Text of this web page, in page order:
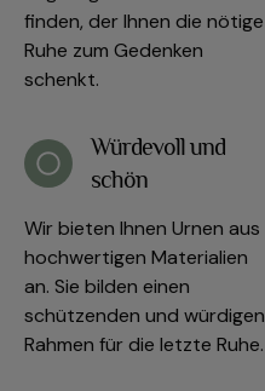
finden, der Ihnen die nötige
Ruhe zum Gedenken
schenkt.
Würdevoll und
schön
Wir bieten Ihnen Urnen aus
hochwertigen Materialien
an. Sie bilden einen
schützenden und würdigen
Rahmen für die letzte Ruhe.